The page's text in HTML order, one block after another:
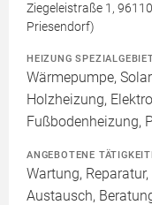
Ziegeleistraße 1,
Priesendorf)
HEIZUNG
Wärmepumpe,
Holzheizung,
Fußbodenheizung,
ANGEBOTENE
Wartung,
Austausch,